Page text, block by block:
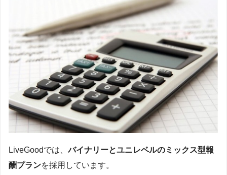
LiveGoodでは、バイナリーとユニレベルのミックス型報
酬プランを採用しています。